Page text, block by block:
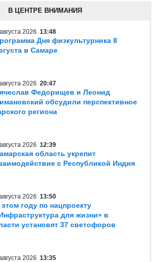
В ЦЕНТРЕ ВНИМАНИЯ
2026 13:48
Дня физкультурника 8
в Самаре
2026 20:47
Федорищев и Леонид
обсудили перспективное
региона
2026 12:39
область укрепит
с Республикой Индия
2026 13:50
году по нацпроекту
для жизни» в
установят 37 светофоров
2026 13:35